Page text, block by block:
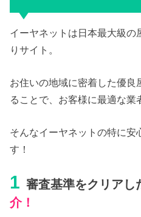
イーヤネットは日本最大級の
りサイト。
お住いの地域に密着した優良
ることで、お客様に最適な業
そんなイーヤネットの特に安
す！
1 審査基準をクリアし
介！